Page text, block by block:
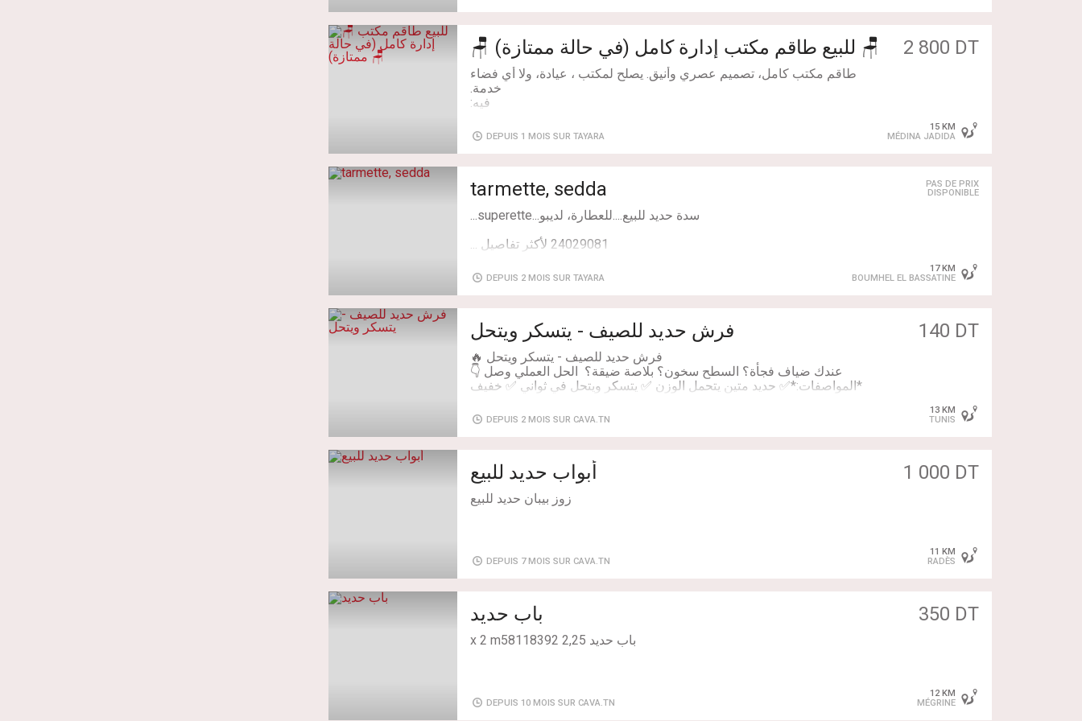
وعصرية. ابعثولنا ميساج على الخاص (InBox) توا باش تقيدوا الطلبية متاعكم
🚚 التوصيل متوفر
🪑 للبيع طاقم مكتب إدارة كامل (في حالة ممتازة) 🪑 2 800 DT
طاقم مكتب كامل، تصميم عصري وأنيق. يصلح لمكتب ، عيادة، ولا أي فضاء
📞 للتواصل: 96155135 (واتساب)
DEPUIS 1 MOIS SUR TAYARA
15 KM
MÉDINA JADIDA
tarmette, sedda
PAS DE PRIX
DISPONIBLE
24029081 لأكثر تفاصيل ...
DEPUIS 2 MOIS SUR TAYARA
17 KM
BOUMHEL EL BASSATINE
فرش حديد للصيف - يتسكر ويتحل 140 DT
*المواصفات:*✅ حديد متين يتحمل الوزن ✅ يتسكر ويتحل في ثواني ✅ خفيف
فرش حديد يتسكر ويتحل 💥متين + خفيف + يبرد في الصيفالسوم 140د
DEPUIS 2 MOIS SUR CAVA.TN
13 KM
TUNIS
أبواب حديد للبيع 1 000 DT
زوز بيبان حديد للبيع
DEPUIS 7 MOIS SUR CAVA.TN
11 KM
RADÈS
باب حديد 350 DT
باب حديد 2,25 x 2 m58118392
DEPUIS 10 MOIS SUR CAVA.TN
12 KM
MÉGRINE